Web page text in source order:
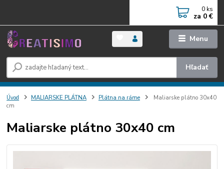
Menu
Hľadať
0 ks
za 0 €
Úvod MALIARSKE PLÁTNA Plátna na ráme
Maliarske plátno 30x40
cm
Maliarske plátno 30x40 cm